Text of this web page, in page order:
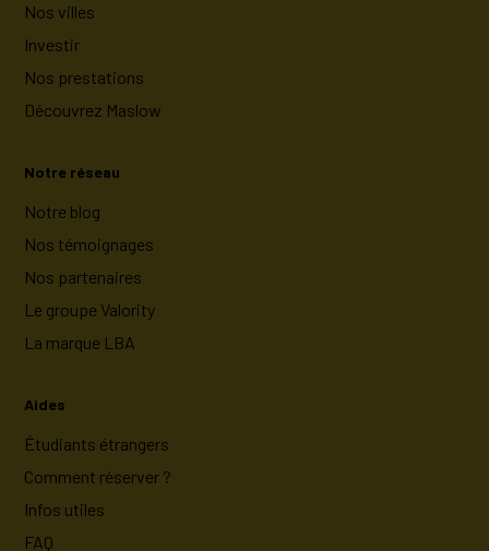
Nos villes
Investir
Nos prestations
Découvrez Maslow
Notre réseau
Notre blog
Nos témoignages
Nos partenaires
Le groupe Valority
La marque LBA
Aides
Étudiants étrangers
Comment réserver ?
Infos utiles
FAQ